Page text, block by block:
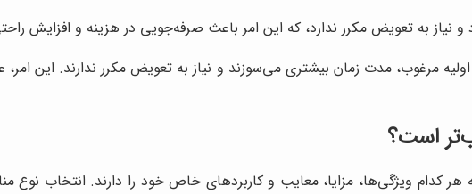
نیاز به تعویض مکرر ندارد، که این امر باعث صرفه‌جویی در هزینه و افزایش
مرغوب، مدت زمان بیشتری می‌سوزند و نیاز به تعویض مکرر ندارند. این
است؟
هر کدام ویژگی‌ها، مزایا، معایب و کاربردهای خاص خود را دارند. انتخاب